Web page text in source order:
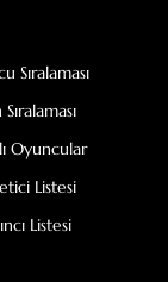
Sıralaması
Oyuncular
Listesi
Listesi